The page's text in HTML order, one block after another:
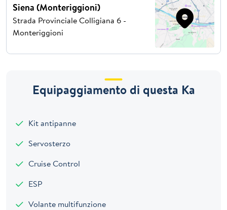
Siena (Monteriggioni)
Strada Provinciale Colligiana 6 -
Monteriggioni
Equipaggiamento di questa Ka
Kit antipanne
Servosterzo
Cruise Control
ESP
Volante multifunzione